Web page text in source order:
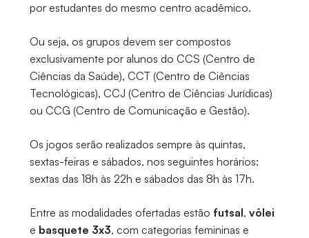
por estudantes do mesmo centro acadêmico.
Ou seja, os grupos devem ser compostos
exclusivamente por alunos do CCS (Centro de
Ciências da Saúde), CCT (Centro de Ciências
Tecnológicas), CCJ (Centro de Ciências Jurídicas)
ou CCG (Centro de Comunicação e Gestão).
Os jogos serão realizados sempre às quintas,
sextas-feiras e sábados, nos seguintes horários:
sextas das 18h às 22h e sábados das 8h às 17h.
Entre as modalidades ofertadas estão futsal, vôlei
e basquete 3x3, com categorias femininas e